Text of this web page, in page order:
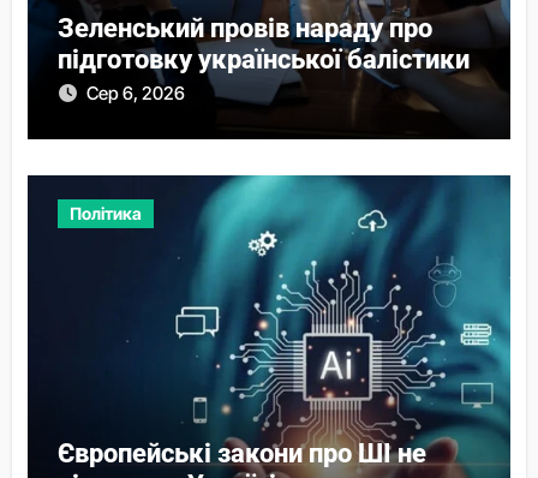
Зеленський провів нараду про
підготовку української балістики
Сер 6, 2026
Політика
Європейські закони про ШІ не